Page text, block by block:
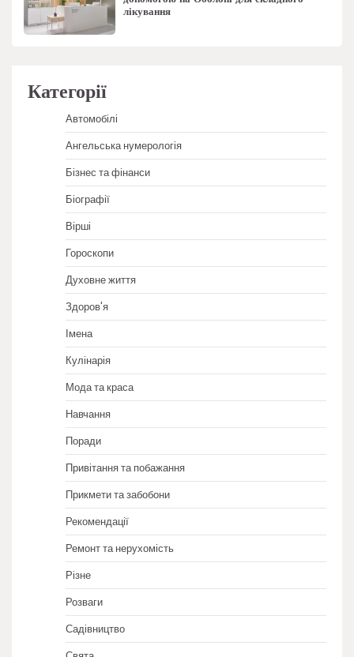
лікування
Категорії
Автомобілі
Ангельська нумерологія
Бізнес та фінанси
Біографії
Вірші
Гороскопи
Духовне життя
Здоров'я
Імена
Кулінарія
Мода та краса
Навчання
Поради
Привітання та побажання
Прикмети та забобони
Рекомендації
Ремонт та нерухомість
Різне
Розваги
Садівництво